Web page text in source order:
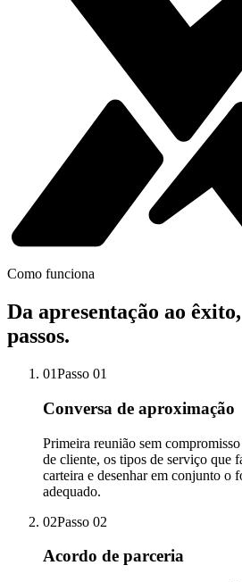
Como funciona
Da apresentação ao êxito,
passos.
01Passo 01
Conversa de aproximação
Primeira reunião sem
de cliente, os tipos de serviço que
carteira e desenhar em conjunto o
adequado.
02Passo 02
Acordo de parceria